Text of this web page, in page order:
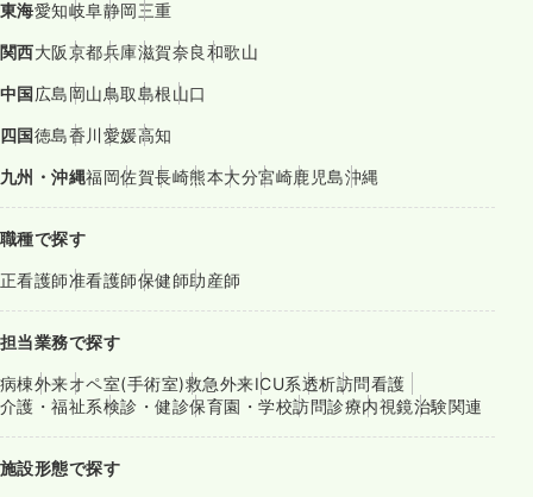
東海愛知岐阜静岡三重
関西大阪京都兵庫滋賀奈良和歌山
中国広島岡山鳥取島根山口
四国徳島香川愛媛高知
九州・沖縄福岡佐賀長崎熊本大分宮崎鹿児島沖縄
職種で探す
正看護師准看護師保健師助産師
担当業務で探す
病棟外来オペ室(手術室)救急外来ICU系透析訪問看護
介護・福祉系検診・健診保育園・学校訪問診療内視鏡治験関連
施設形態で探す